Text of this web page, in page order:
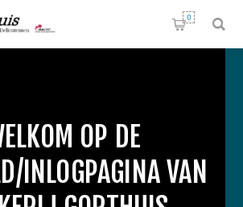
0
OP DE
INLOGPAGINA VAN